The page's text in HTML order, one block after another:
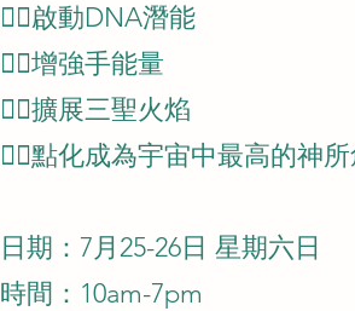
👉🏼啟動DNA潛能
👉🏼增強手能量
👉🏼擴展三聖火焰
👉🏼點化成為宇宙中最高的神
日期：7月25-26日 星期六日
時間：10am-7pm